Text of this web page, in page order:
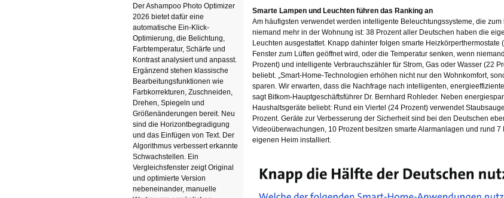
Smarte Lampen und Leuchten führen das Ranking an
Am häufigsten verwendet werden intelligente Beleuchtungssysteme, die
niemand mehr in der Wohnung ist: 38 Prozent aller Deutschen haben die
Leuchten ausgestattet. Knapp dahinter folgen smarte
Fenster zum Lüften geöffnet wird, oder die Temperatur senken, wenn
Prozent) und intelligente Verbrauchszähler für Strom, Gas oder Wasser (22
beliebt. „Smart-Home-Technologien erhöhen nicht nur den Wohnkomfort,
sparen. Wir erwarten, dass die Nachfrage nach intelligenten,
sagt Bitkom-Hauptgeschäftsführer Dr. Bernhard Rohleder. Neben
Haushaltsgeräte beliebt: Rund ein Viertel (24 Prozent) verwendet
Prozent. Geräte zur Verbesserung der Sicherheit sind bei den Deutschen
Videoüberwachungen, 10 Prozent besitzen smarte Alarmanlagen und rund
eigenen Heim installiert.
Der Ashampoo Photo Optimizer
2026 bietet dafür eine
automatische Ein-Klick-
Optimierung, die Belichtung,
Farbtemperatur, Schärfe und
Kontrast analysiert und anpasst.
Ergänzend stehen klassische
Bearbeitungsfunktionen wie
Farbkorrekturen, Zuschneiden,
Drehen, Spiegeln und
Größenänderungen bereit. Neu
sind die Horizontbegradigung
und das Einfügen von Text. Der
Algorithmus verbessert erkannte
Schwachstellen. Ein
Vergleichsfenster zeigt Original
und optimierte Version
nebeneinander, manuelle